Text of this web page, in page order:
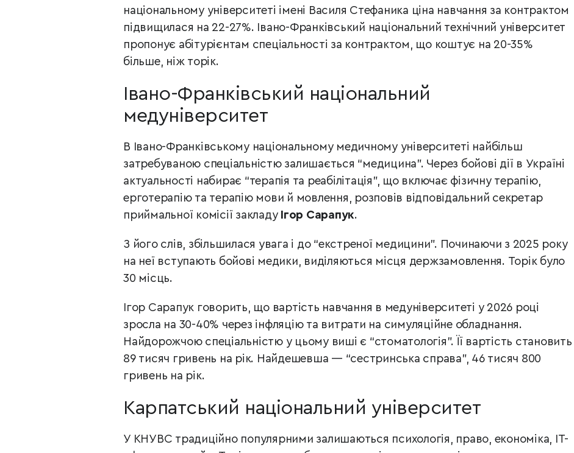
національному університеті імені Василя Стефаника ціна навчання за контрактом
підвищилася на 22-27%. Івано-Франківський національний технічний університет
пропонує абітурієнтам спеціальності за контрактом, що коштує на 20-35%
більше, ніж торік.
Івано-Франківський національний
медуніверситет
В Івано-Франківському національному медичному університеті найбільш
затребуваною спеціальністю залишається “медицина”. Через бойові дії в Україні
актуальності набирає “терапія та реабілітація”, що включає фізичну терапію,
ерготерапію та терапію мови й мовлення, розповів відповідальний секретар
приймальної комісії закладуІгор Сарапук.
З його слів, збільшилася увага і до “екстреної медицини”. Починаючи з 2025 року
на неї вступають бойові медики, виділяються місця держзамовлення. Торік було
30 місць.
Ігор Сарапук говорить, що вартість навчання в медуніверситеті у 2026 році
зросла на 30-40% через інфляцію та витрати на симуляційне обладнання.
Найдорожчою спеціальністю у цьому виші є “стоматологія”. Її вартість становить
89 тисяч гривень на рік. Найдешевша — “сестринська справа”, 46 тисяч 800
гривень на рік.
Карпатський національний університет
У КНУВС традиційно популярними залишаються психологія, право, економіка, IT-